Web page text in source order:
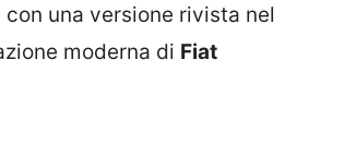
una versione rivista nel
moderna di Fiat